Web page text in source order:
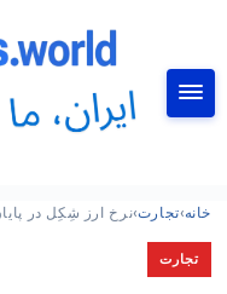
خانه›تجارت›نرخ ارز شِکِل در
تجارت